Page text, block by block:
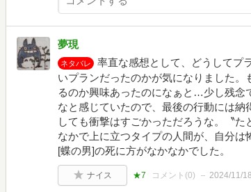
夢現
ネタバレ
率直な感想として、どうしてプ
いプランだったのかが気になりました。
るのか興味あったのになぁと…少し残念
なと感じていたので、最後の行動には
しても衝撃はすごかっただろうな。〝
なかで上に立つタイプの人間が、自分は
[蝶の男]の死に方がなかなかでした。
ナイス ★7 コメント(0) 2024/11/18